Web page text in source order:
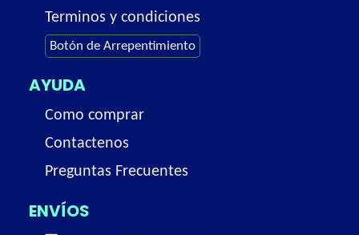
Terminos y condiciones
Botón de Arrepentimiento
AYUDA
Como comprar
Contactenos
Preguntas Frecuentes
ENVÍOS